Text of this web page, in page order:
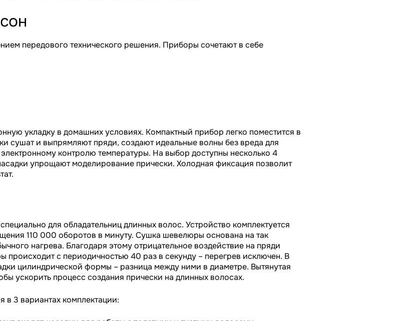
передового технического решения. Приборы сочетают в себе
укладку в домашних условиях. Компактный прибор легко поместится в
сушат и выпрямляют пряди, создают идеальные волны без вреда для
контролю температуры. На выбор доступны несколько 4
упрощают моделирование прически. Холодная фиксация позволит
для обладательниц длинных волос. Устройство комплектуется
110 000 оборотов в минуту. Сушка шевелюры основана на так
нагрева. Благодаря этому отрицательное воздействие на пряди
происходит с периодичностью 40 раз в секунду – перегрев исключен. В
цилиндрической формы – разница между ними в диаметре. Вытянутая
ускорить процесс создания прически на длинных волосах.
в 3 вариантах комплектации: